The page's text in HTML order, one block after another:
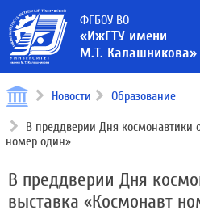
ФГБОУ ВО
«ИжГТУ имени
М.Т. Калашникова»
Новости Образование
В преддверии Дня космонавтики
номер один»
В преддверии Дня
выставка «Космонавт